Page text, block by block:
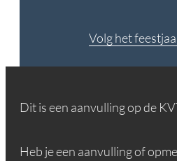
Volg het
Dit is een aanvulling op de
Heb je een aanvulling of